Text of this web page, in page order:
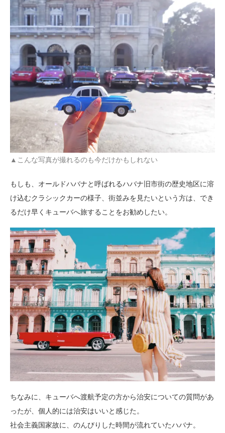
▲ こんな写真が撮れるのも今だけかもしれない
もしも、オールドハバナと呼ばれるハバナ旧市街の歴史地区に溶
け込むクラシックカーの様子、街並みを見たいという方は、でき
るだけ早くキューバへ旅することをお勧めしたい。
ちなみに、キューバへ渡航予定の方から治安についての質問があ
ったが、個人的には治安はいいと感じた。
社会主義国家故に、のんびりした時間が流れていたハバナ。